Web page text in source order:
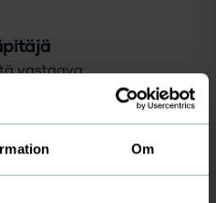
Om
vastaava